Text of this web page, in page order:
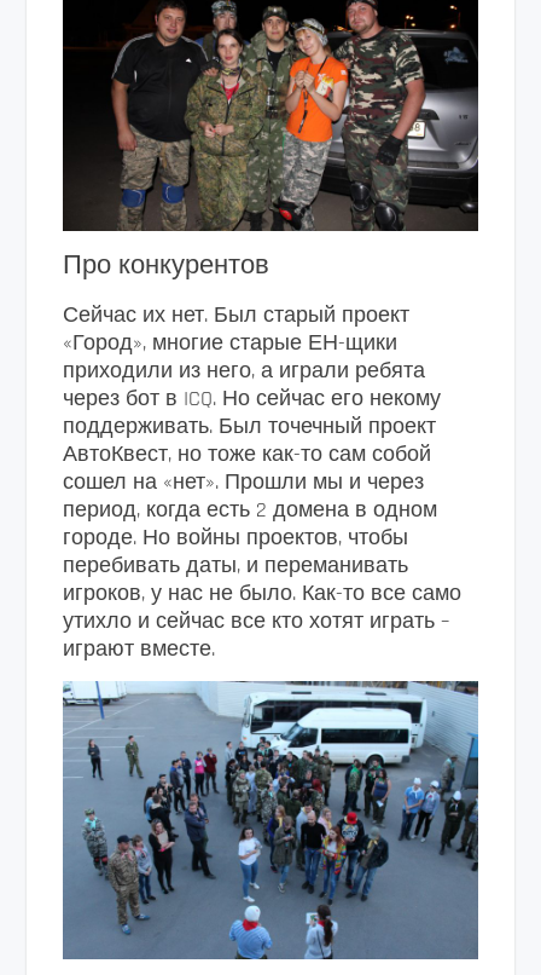
Про конкурентов
Сейчас их нет. Был старый проект
«Город», многие старые ЕН-щики
приходили из него, а играли ребята
через бот в ICQ. Но сейчас его некому
поддерживать. Был точечный проект
АвтоКвест, но тоже как-то сам собой
сошел на «нет». Прошли мы и через
период, когда есть 2 домена в одном
городе. Но войны проектов, чтобы
перебивать даты, и переманивать
игроков, у нас не было. Как-то все само
утихло и сейчас все кто хотят играть –
играют вместе.